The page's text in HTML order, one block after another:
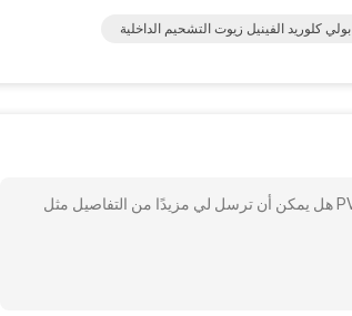
بولي كلوريد الفينيل زيوت التشحيم الداخلية
أنا مهتم بذلك مواد التشحيم الداخلية البيضاء للـ PVC ، Ester Glycerin Monostearate GMS 40 هل يمكن أن ترسل لي مزيدًا من التفاصيل مثل